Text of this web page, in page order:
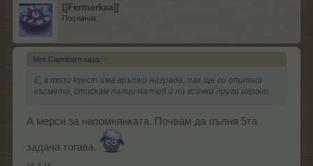
[[Fermerkaa]]
Посланик
Mrs.Capricorn каза: ↑
Е, в този куест има врътки награда, пак ще си опиташ
късмета, стискам палци на теб и на всички други играчи.
А мерси за напомнянката. Почвам да пълня 5та
задача тогава.